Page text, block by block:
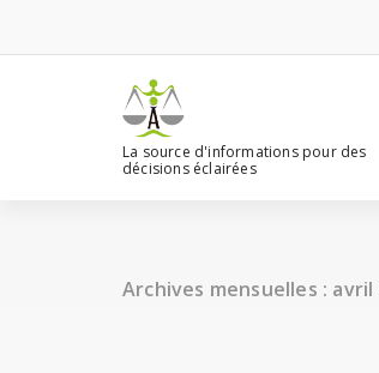
contenu
La source d'informations pour des
décisions éclairées
Archives mensuelles : avril